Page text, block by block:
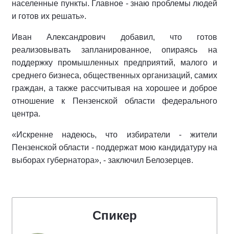
населенные пункты. Главное - знаю проблемы людей
и готов их решать».
Иван Александрович добавил, что готов
реализовывать запланированное, опираясь на
поддержку промышленных предприятий, малого и
среднего бизнеса, общественных организаций, самих
граждан, а также рассчитывая на хорошее и доброе
отношение к Пензенской области федерального
центра.
«Искренне надеюсь, что избиратели - жители
Пензенской области - поддержат мою кандидатуру на
выборах губернатора», - заключил Белозерцев.
Спикер